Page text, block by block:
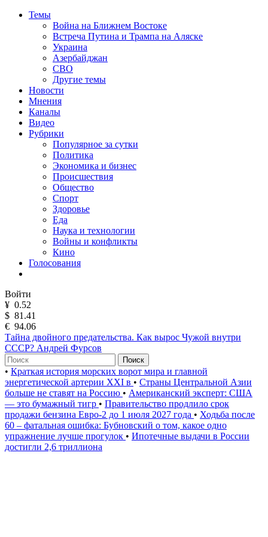
Темы
Война на Ближнем Востоке
Встреча Путина и Трампа на Аляске
Украина
Азербайджан
СВО
Другие темы
Новости
Мнения
Каналы
Видео
Рубрики
Популярное за сутки
Политика
Экономика и бизнес
Происшествия
Общество
Спорт
Здоровье
Еда
Наука и технологии
Войны и конфликты
Кино
Голосования
Войти
¥ 0.52
$ 81.41
€ 94.06
Тайна двойного предательства. Как вырос Чужой внутри
СССР? Андрей Фурсов
Поиск
• Краткая история морских ворот мира и главной
энергетической артерии XXI в • Страны Центральной Азии
больше не ставят на Россию • Американский эксперт: США
— это бумажный тигр • Правительство продлило срок
продажи бензина Евро-2 до 1 июля 2027 года • Ходьба после
60 – фатальная ошибка: Бубновский о том, какое одно
упражнение лучше прогулок • Ипотечные выдачи в России
достигли 2,6 триллиона